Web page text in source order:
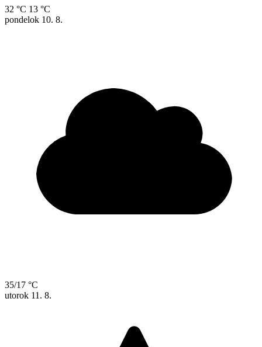
32 °C 13 °C
pondelok 10. 8.
35/17 °C
utorok 11. 8.